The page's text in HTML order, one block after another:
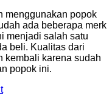
menggunakan popok
ada beberapa merk
menjadi salah satu
beli. Kualitas dari
kembali karena sudah
popok ini.